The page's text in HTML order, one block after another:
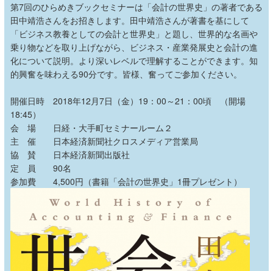
第7回のひらめきブックセミナーは「会計の世界史」の著者である
田中靖浩さんをお招きします。田中靖浩さんが著書を基にして
「ビジネス教養としての会計と世界史」と題し、世界的な名画や
乗り物などを取り上げながら、ビジネス・産業発展史と会計の進
化について説明。より深いレベルで理解することができます。知
的興奮を味わえる90分です。皆様、奮ってご参加ください。
開催日時 2018年12月7日（金）19：00～21：00頃 （開場
18:45）
会 場 日経・大手町セミナールーム２
主 催 日本経済新聞社クロスメディア営業局
協 賛 日本経済新聞出版社
定 員 90名
参加費 4,500円（書籍「会計の世界史」1冊プレゼント）